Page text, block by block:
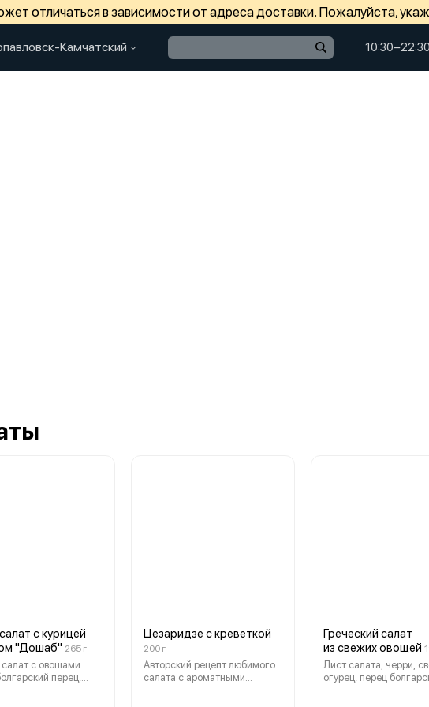
отличаться в зависимости от адреса доставки. Пожалуйста,
Камчатский 10:30−22:30
с курицей
"Дошаб" 265 г
с овощами
перец,
Цезаридзе с креветкой
200 г
Авторский рецепт любимого
салата с ароматными
Греческий салат
из свежих овощей
Лист салата, черри,
огурец, перец